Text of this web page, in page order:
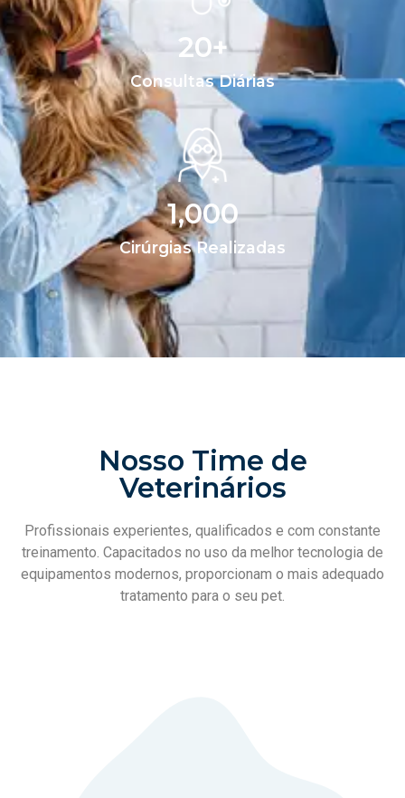
Consultas Diárias
20+
Cirúrgias Realizadas
1,000
Nosso Time de
Veterinários
Profissionais experientes, qualificados e com constante
treinamento. Capacitados no uso da melhor tecnologia de
equipamentos modernos, proporcionam o mais adequado
tratamento para o seu pet.